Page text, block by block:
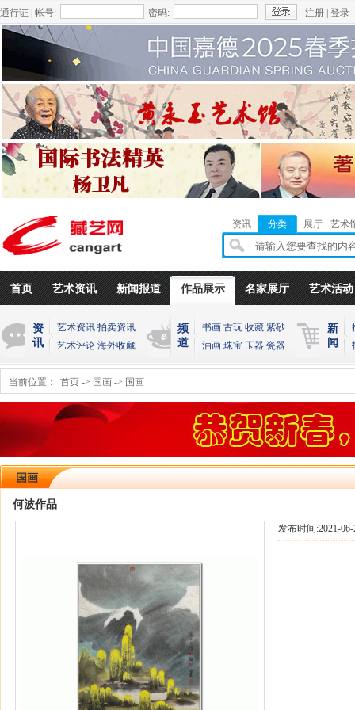
通行证 | 帐号: 密码: 注册 登录
资讯 分类 展厅 艺术
首页 艺术资讯 新闻报道 作品展示 名家展厅 艺术活动
资
讯
艺术资讯 拍卖资讯
艺术评论 海外收藏
频
道
书画 古玩 收藏 紫砂
油画 珠宝 玉器 瓷器
新
闻
当前位置： 首页 -> 国画 -> 国画
国画
何波作品
发布时间:2021-